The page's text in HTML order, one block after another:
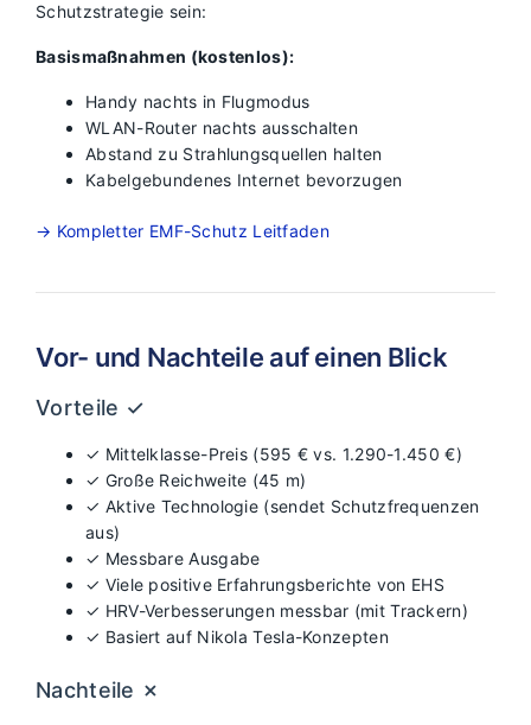
Schutzstrategie sein:
Basismaßnahmen (kostenlos):
Handy nachts in Flugmodus
WLAN-Router nachts ausschalten
Abstand zu Strahlungsquellen halten
Kabelgebundenes Internet bevorzugen
→ Kompletter EMF-Schutz Leitfaden
Vor- und Nachteile auf einen Blick
Vorteile ✓
✓ Mittelklasse-Preis (595 € vs. 1.290-1.450 €)
✓ Große Reichweite (45 m)
✓ Aktive Technologie (sendet Schutzfrequenzen
aus)
✓ Messbare Ausgabe
✓ Viele positive Erfahrungsberichte von EHS
✓ HRV-Verbesserungen messbar (mit Trackern)
✓ Basiert auf Nikola Tesla-Konzepten
Nachteile ✗